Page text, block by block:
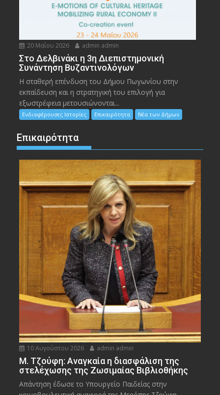
20 Μαΐου 2026 admin admin
Στο Δελβινάκι η 3η Διεπιστημονική
Συνάντηση Βυζαντινολόγων
Η σταθερή επένδυση του Δήμου Πωγωνίου στην
εκπαίδευση και η στρατηγική του επιλογή για
εξωστρέφεια μετουσιώνονται...
Ενδιαφέρουσες Ιστορίες Επικαιρότητα Νέα των Δήμων
Επικαιρότητα
10 Αυγούστου 2026 admin admin
M. Τζούφη: Αναγκαία η διασφάλιση της
στελέχωσης της Ζωσιμαίας Βιβλιοθήκης
Απάντηση έδωσε το Υπουργείο Παιδείας στην